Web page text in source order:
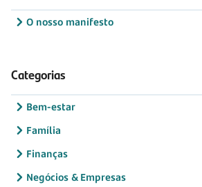
O nosso manifesto
Categorias
Bem-estar
Família
Finanças
Negócios & Empresas